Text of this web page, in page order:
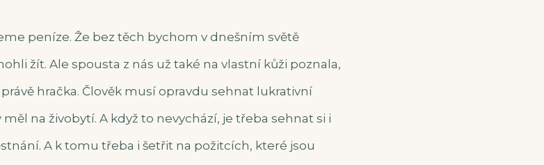
peníze. Že bez těch bychom v dnešním světě
žít. Ale spousta z nás už také na vlastní kůži poznala,
hračka. Člověk musí opravdu sehnat lukrativní
na živobytí. A když to nevychází, je třeba sehnat si i
A k tomu třeba i šetřit na požitcích, které jsou